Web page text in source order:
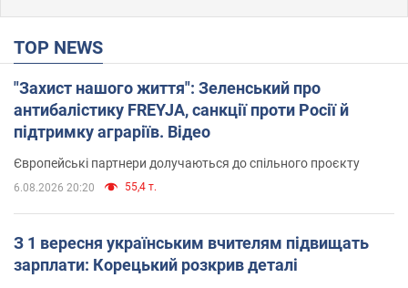
TOP NEWS
"Захист нашого життя": Зеленський про
антибалістику FREYJA, санкції проти Росії й
підтримку аграріїв. Відео
Європейські партнери долучаються до спільного проєкту
6.08.2026 20:20 55,4 т.
З 1 вересня українським вчителям підвищать
зарплати: Корецький розкрив деталі